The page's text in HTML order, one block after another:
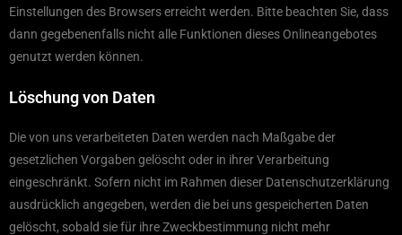
Einstellungen des Browsers erreicht werden. Bitte beachten Sie, dass
dann gegebenenfalls nicht alle Funktionen dieses Onlineangebotes
genutzt werden können.
Löschung von Daten
Die von uns verarbeiteten Daten werden nach Maßgabe der
gesetzlichen Vorgaben gelöscht oder in ihrer Verarbeitung
eingeschränkt. Sofern nicht im Rahmen dieser Datenschutzerklärung
ausdrücklich angegeben, werden die bei uns gespeicherten Daten
gelöscht, sobald sie für ihre Zweckbestimmung nicht mehr